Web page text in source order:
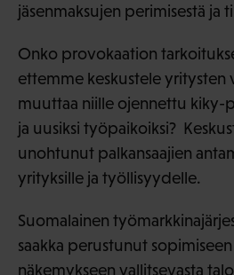
jäsenmaksujen perimisestä ja
Onko provokaation
ettemme keskustele yritysten
muuttaa niille ojennettu
ja uusiksi työpaikoiksi?
unohtunut palkansaajien
yrityksille ja työllisyydelle.
Suomalainen
saakka perustunut
näkemykseen vallitsevasta